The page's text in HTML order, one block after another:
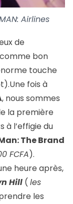
Airlines
de
bon
touche
fois à
, nous sommes
la première
à l’effigie du
The Brand
FCFA).
heure après,
Hill ( les
les